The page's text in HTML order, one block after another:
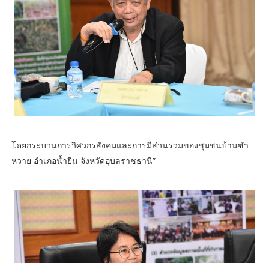
โดยกระบวนการวิศวกรสังคมและการมีส่วนร่วมของชุมชนบ้านซำ
หวาย อำเภอน้ำยืน จังหวัดอุบลราชธานี”